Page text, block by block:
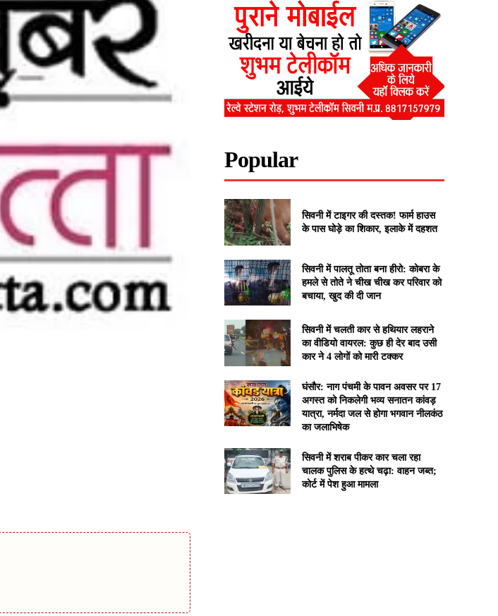
Popular
सिवनी में टाइगर की दस्तक! फार्म हाउस
के पास घोड़े का शिकार, इलाके में दहशत
सिवनी में पालतू तोता बना हीरो: कोबरा के
हमले से तोते ने चीख चीख कर परिवार को
बचाया, खुद की दी जान
सिवनी में चलती कार से हथियार लहराने
का वीडियो वायरल: कुछ ही देर बाद उसी
कार ने 4 लोगों को मारी टक्कर
घंसौर: नाग पंचमी के पावन अवसर पर 17
अगस्त को निकलेगी भव्य सनातन कांवड़
यात्रा, नर्मदा जल से होगा भगवान नीलकंठ
का जलाभिषेक
सिवनी में शराब पीकर कार चला रहा
चालक पुलिस के हत्थे चढ़ा: वाहन जब्त;
कोर्ट में पेश हुआ मामला